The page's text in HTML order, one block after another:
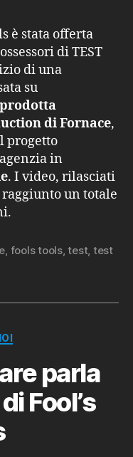
è stata offerta
di TEST
di una
su
prodotta
di Fornace,
progetto
in
. I video, rilasciati
un totale
fools tools, test, test
parla
Fool’s